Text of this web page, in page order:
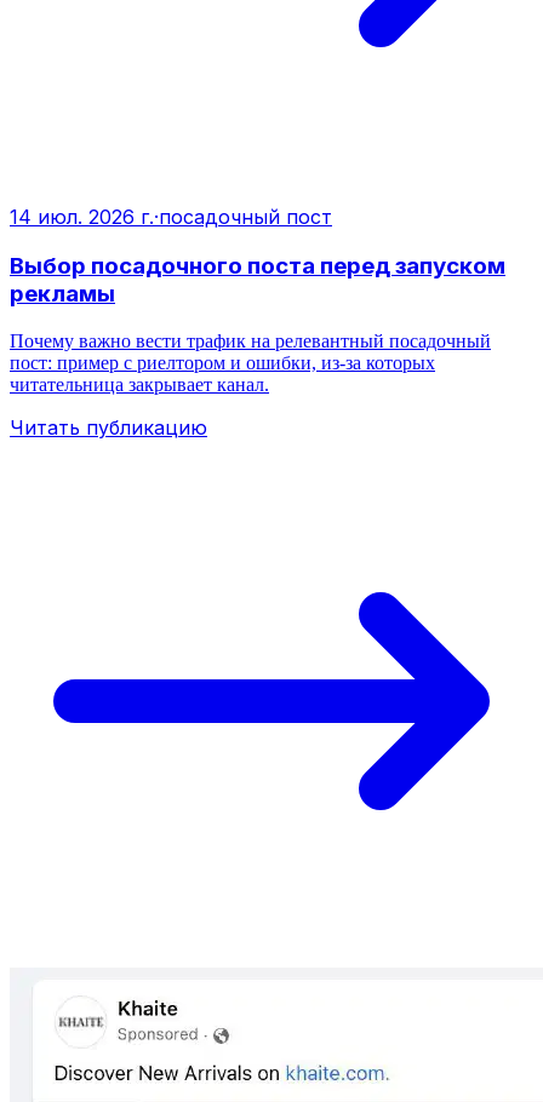
14 июл. 2026 г.·посадочный пост
Выбор посадочного поста перед запуском
рекламы
Почему важно вести трафик на релевантный посадочный
пост: пример с риелтором и ошибки, из‑за которых
читательница закрывает канал.
Читать публикацию